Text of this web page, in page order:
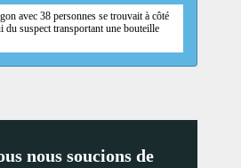
avec 38 personnes se trouvait à côté
du suspect transportant une bouteille
nous soucions de